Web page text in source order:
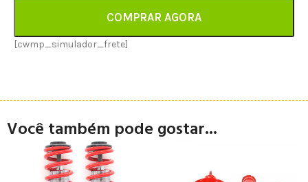
COMPRAR AGORA
[cwmp_simulador_frete]
Você também pode gostar...